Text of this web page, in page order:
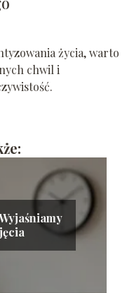
życia, warto
chwil i